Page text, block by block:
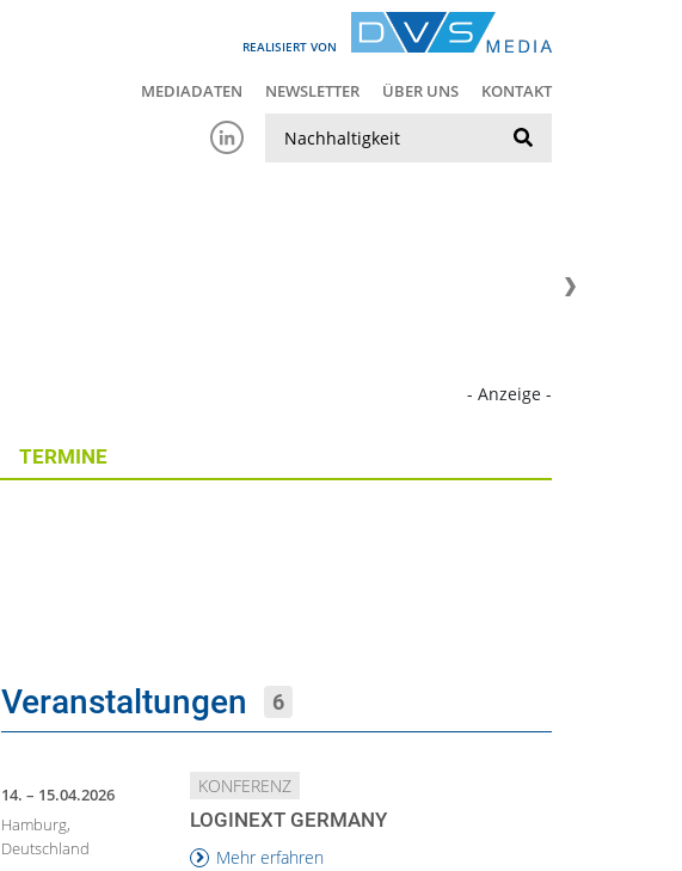
REALISIERT VON
MEDIADATEN NEWSLETTER ÜBER UNS KONTAKT
- Anzeige -
TERMINE
Veranstaltungen 6
14. – 15.04.2026
Hamburg,
Deutschland
KONFERENZ
LOGINEXT GERMANY
Mehr erfahren